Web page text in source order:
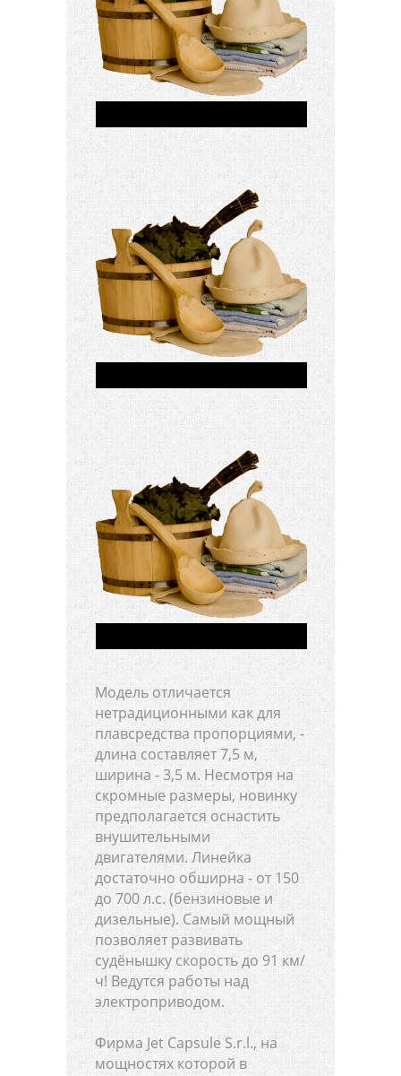
Модель отличается
нетрадиционными как для
плавсредства пропорциями, -
длина составляет 7,5 м,
ширина - 3,5 м. Несмотря на
скромные размеры, новинку
предполагается оснастить
внушительными
двигателями. Линейка
достаточно обширна - от 150
до 700 л.с. (бензиновые и
дизельные). Самый мощный
позволяет развивать
судёнышку скорость до 91 км/
ч! Ведутся работы над
электроприводом.
Фирма Jet Capsule S.r.l., на
мощностях которой в